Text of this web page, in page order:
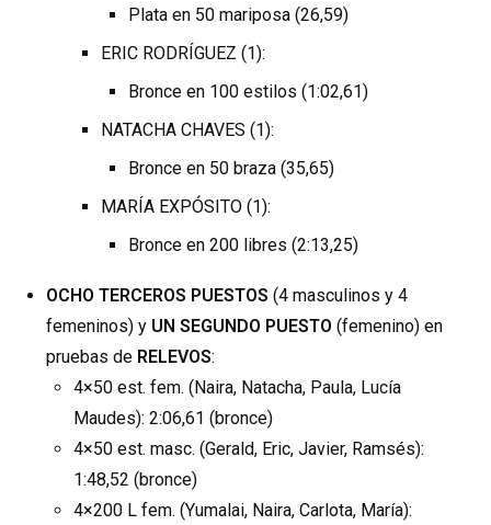
Plata en 50 mariposa (26,59)
ERIC RODRÍGUEZ (1):
Bronce en 100 estilos (1:02,61)
NATACHA CHAVES (1):
Bronce en 50 braza (35,65)
MARÍA EXPÓSITO (1):
Bronce en 200 libres (2:13,25)
OCHO TERCEROS PUESTOS (4 masculinos y 4
femeninos) y UN SEGUNDO PUESTO (femenino) en
pruebas de RELEVOS:
4×50 est. fem. (Naira, Natacha, Paula, Lucía
Maudes): 2:06,61 (bronce)
4×50 est. masc. (Gerald, Eric, Javier, Ramsés):
1:48,52 (bronce)
4×200 L fem. (Yumalai, Naira, Carlota, María):